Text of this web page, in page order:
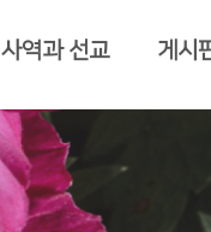
사역과 선교 게시